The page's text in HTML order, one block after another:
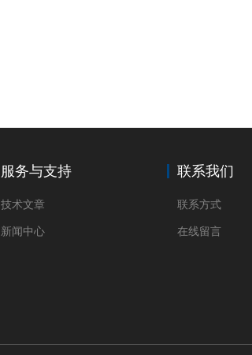
服务与支持
技术文章
新闻中心
联系我们
联系方式
在线留言